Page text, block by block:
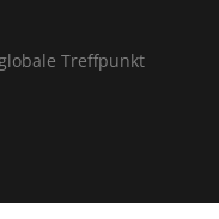
globale Treffpunkt